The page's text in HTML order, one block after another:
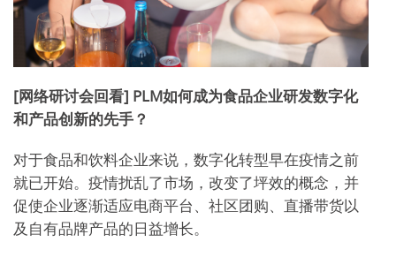
[网络研讨会回看] PLM如何成为食品企业研发数字化
和产品创新的先手？
对于食品和饮料企业来说，数字化转型早在疫情之前
就已开始。疫情扰乱了市场，改变了坪效的概念，并
促使企业逐渐适应电商平台、社区团购、直播带货以
及自有品牌产品的日益增长。